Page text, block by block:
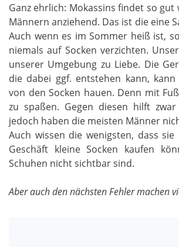
Ganz ehrlich: Mokassins findet so gut
Männern anziehend. Das ist die eine
Auch wenn es im Sommer heiß ist,
niemals auf Socken verzichten.
unserer Umgebung zu Liebe. Die
die dabei ggf. entstehen kann,
von den Socken hauen. Denn mit
zu spaßen. Gegen diesen hilft
jedoch haben die meisten Männer
Auch wissen die wenigsten, dass
Geschäft kleine Socken kaufen
Schuhen nicht sichtbar sind.
Aber auch den nächsten Fehler machen